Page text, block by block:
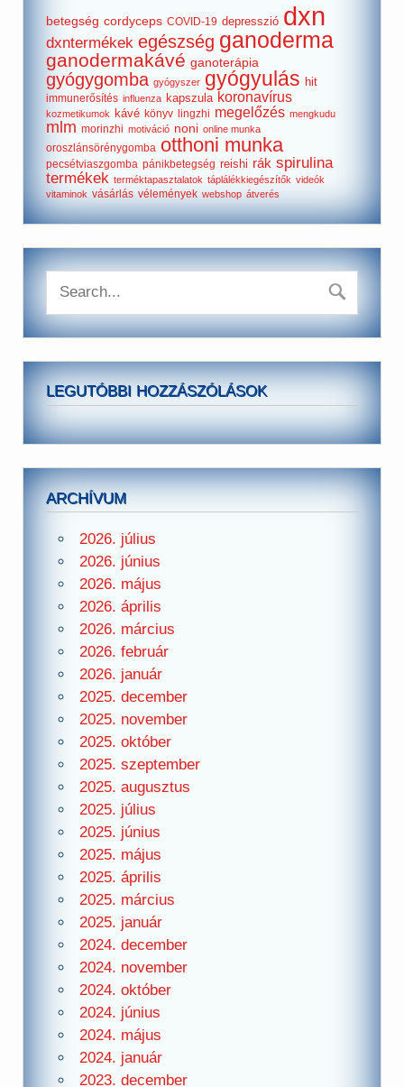
betegség cordyceps COVID-19 depresszió dxn
dxntermékek egészség ganoderma
ganodermakávé ganoterápia
gyógygomba gyógyszer gyógyulás hit
immunerősítés influenza kapszula koronavírus
kozmetikumok kávé könyv lingzhi megelőzés mengkudu
mlm morinzhi motiváció noni online munka
oroszlánsörénygomba otthoni munka
pecsétviaszgomba pánikbetegség reishi rák spirulina
termékek terméktapasztalatok táplálékkiegészítők videók
vitaminok vásárlás vélemények webshop átverés
LEGUTÓBBI HOZZÁSZÓLÁSOK
ARCHÍVUM
2026. július
2026. június
2026. május
2026. április
2026. március
2026. február
2026. január
2025. december
2025. november
2025. október
2025. szeptember
2025. augusztus
2025. július
2025. június
2025. május
2025. április
2025. március
2025. január
2024. december
2024. november
2024. október
2024. június
2024. május
2024. január
2023. december